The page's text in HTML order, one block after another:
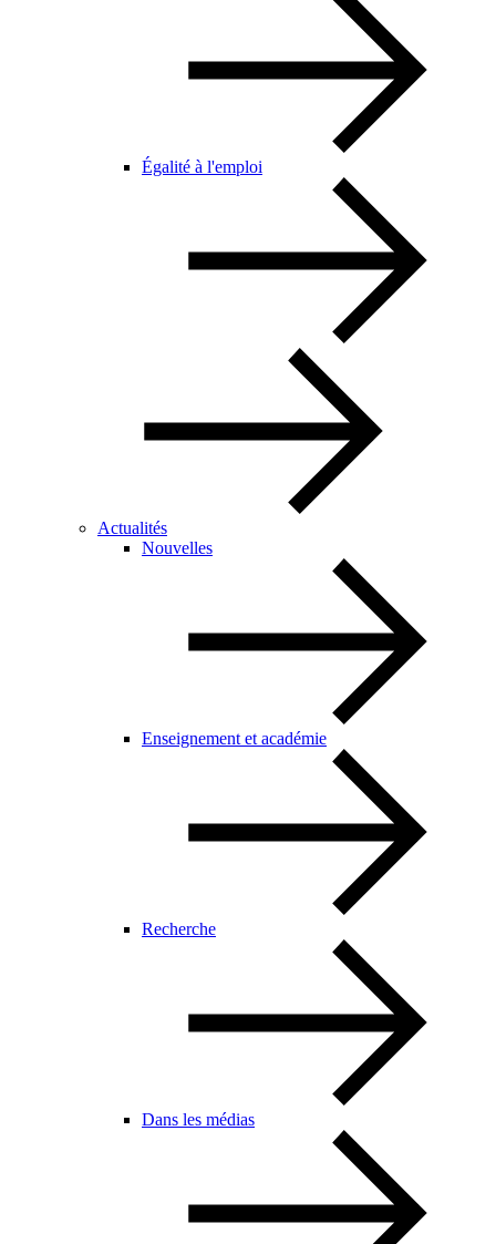
Égalité à l'emploi
Actualités
Nouvelles
Enseignement et académie
Recherche
Dans les médias